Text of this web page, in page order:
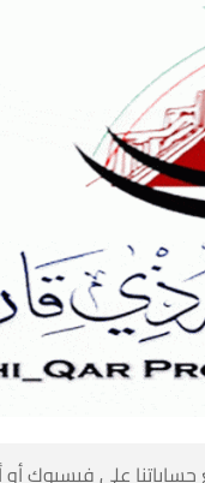
حساباتنا على فيسبوك